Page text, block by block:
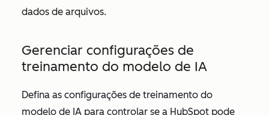
dados de arquivos.
Gerenciar configurações de
treinamento do modelo de IA
Defina as configurações de treinamento do
modelo de IA para controlar se a HubSpot pode